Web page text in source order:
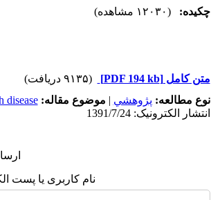
چکیده: (۱۲۰۳۰ مشاهده)
متن کامل[PDF 194 kb]
(۹۱۳۵ دریافت)
نوع مطالعه: پژوهشي | موضوع مقاله:disease
انتشار الکترونیک: 1391/7/24
نام کاربری یا پست